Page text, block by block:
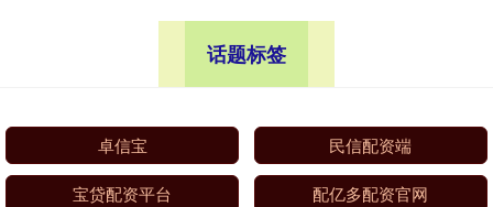
话题标签
卓信宝 民信配资端
宝贷配资平台 配亿多配资官网